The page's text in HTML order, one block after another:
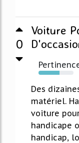
0
Voiture
60%
Des
matériel.
voiture
handicape
handicap,